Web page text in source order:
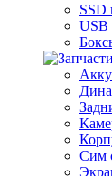
SSD
USB
Сим